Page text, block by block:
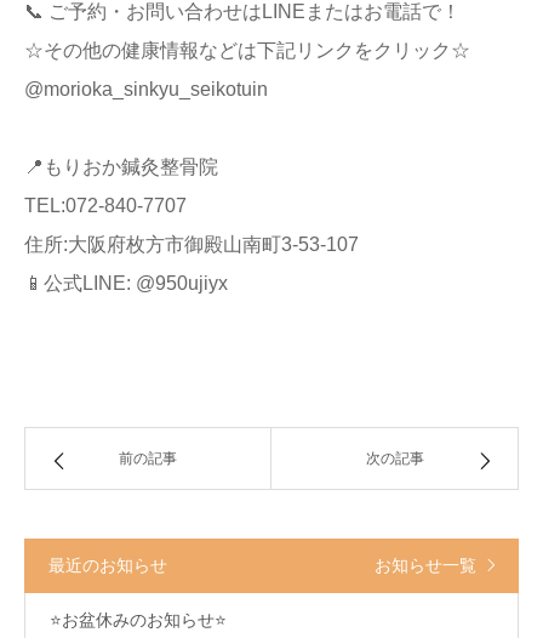
📞 ご予約・お問い合わせはLINEまたはお電話で！
☆その他の健康情報などは下記リンクをクリック☆
@morioka_sinkyu_seikotuin
📍もりおか鍼灸整骨院
TEL:072-840-7707
住所:大阪府枚方市御殿山南町3-53-107
📱公式LINE: @950ujiyx
前の記事 次の記事
最近のお知らせ お知らせ一覧
⭐️お盆休みのお知らせ⭐️